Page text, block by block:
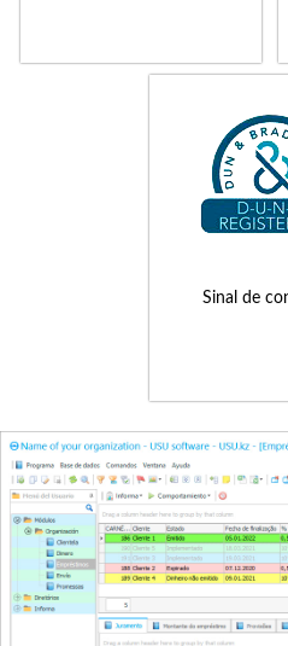
Sinal de